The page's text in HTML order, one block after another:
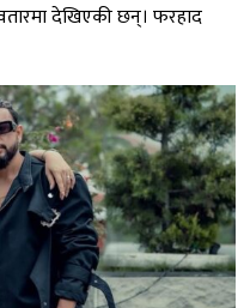
देखिएकी छन्। फरहाद